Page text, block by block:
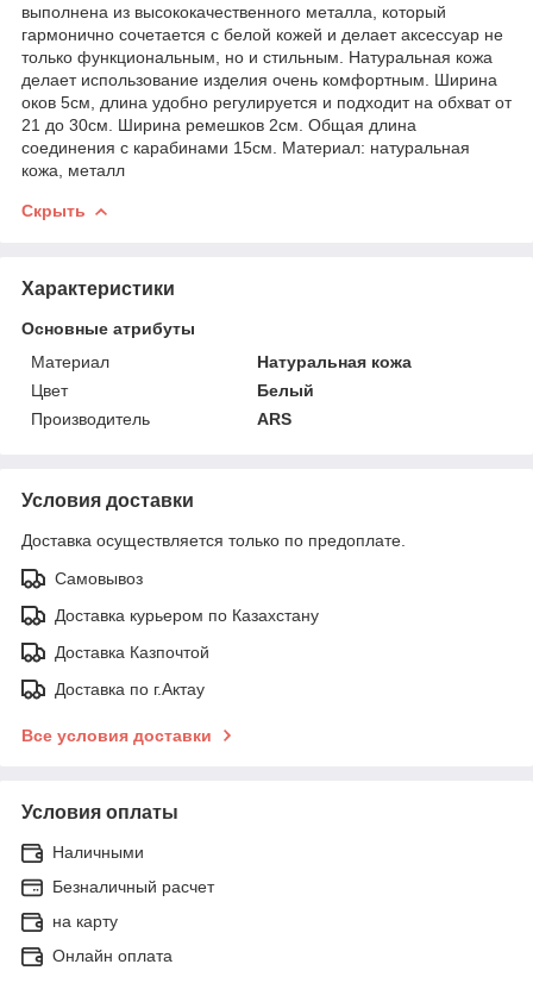
выполнена из высококачественного металла, который
гармонично сочетается с белой кожей и делает аксессуар не
только функциональным, но и стильным. Натуральная кожа
делает использование изделия очень комфортным. Ширина
оков 5см, длина удобно регулируется и подходит на обхват от
21 до 30см. Ширина ремешков 2см. Общая длина
соединения с карабинами 15см. Материал: натуральная
кожа, металл
Скрыть
Характеристики
Основные атрибуты
Материал
Натуральная кожа
Цвет
Белый
Производитель
ARS
Условия доставки
Доставка осуществляется только по предоплате.
Самовывоз
Доставка курьером по Казахстану
Доставка Казпочтой
Доставка по г.Актау
Все условия доставки
Условия оплаты
Наличными
Безналичный расчет
на карту
Онлайн оплата